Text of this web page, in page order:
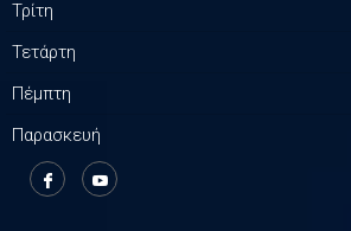
Τρίτη
Τετάρτη
Πέμπτη
Παρασκευή